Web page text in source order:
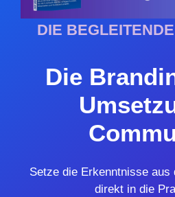
DIE
Die
Setze die Erkenntnisse aus
direkt in die